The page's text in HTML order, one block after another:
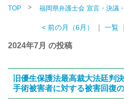
TOP > 福岡県弁護士会 宣言・決議
< 前の月（6月） ｜ 一覧
2024年7月 の投稿
旧優生保護法最高裁大法廷判
手術被害者に対する被害回復